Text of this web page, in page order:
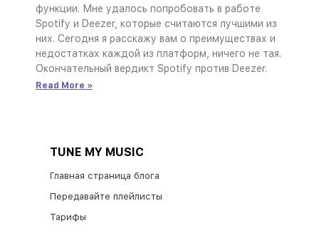
функции. Мне удалось попробовать в работе
Spotify и Deezer, которые считаются лучшими из
них. Сегодня я расскажу вам о преимуществах и
недостатках каждой из платформ, ничего не тая.
Окончательный вердикт Spotify против Deezer.
Read More »
TUNE MY MUSIC
Главная страница блога
Передавайте плейлисты
Тарифы